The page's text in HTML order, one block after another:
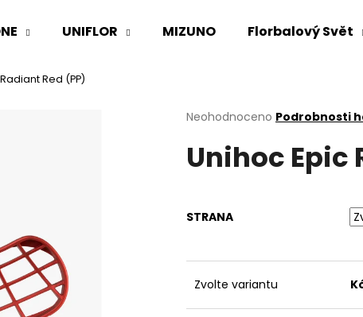
UNIFLOR MIZUNO Florbalový Svět
Red (PP)
Průměrné
produktu
je
hvězdiček.
Neohodnoceno Podrobnosti
Unihoc Epic
STRANA
Zvolte variantu
Co potřebujete najít?
HLEDAT